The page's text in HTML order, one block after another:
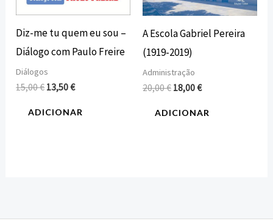
Diz-me tu quem eu sou –
Diálogo com Paulo Freire
Diálogos
15,00€ 13,50€
ADICIONAR
A Escola Gabriel Pereira
(1919-2019)
Administração
20,00€ 18,00€
ADICIONAR